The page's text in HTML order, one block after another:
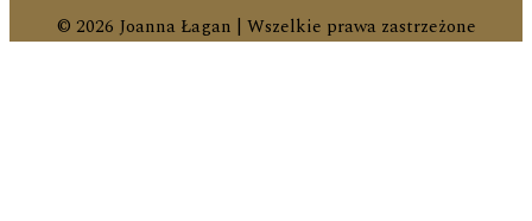
© 2026 Joanna Łagan | Wszelkie prawa zastrzeżone